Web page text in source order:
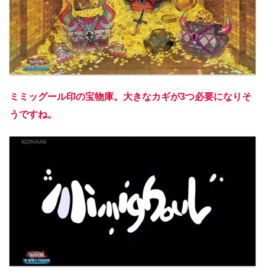
ミミッグール印の宝物庫。大きなカギが3つ必要になりそ
うですね。